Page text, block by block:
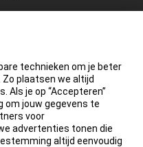
technieken om je beter
plaatsen we altijd
Als je op “Accepteren”
om jouw gegevens te
voor
advertenties tonen die
altijd eenvoudig